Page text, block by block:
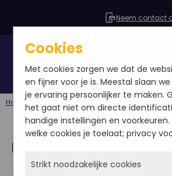
Neem contact
Home Even voorstellen - Marit
Even voorstellen -
Marit Vervaart
Cookies
Met cookies zorgen we dat de
en fijner voor je is. Meestal slaan
je ervaring persoonlijker te maken.
het gaat niet om directe
handige instellingen en
welke cookies je toelaat; privacy
Strikt noodzakelijke cookies